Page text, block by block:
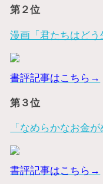
第２位
漫画「君たちはど
書評記事はこちら→
第３位
「なめらかなお金
書評記事はこちら→